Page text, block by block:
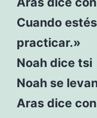
Cuando
practicar.»
Noah dice tsi
Noah se
Aras dice